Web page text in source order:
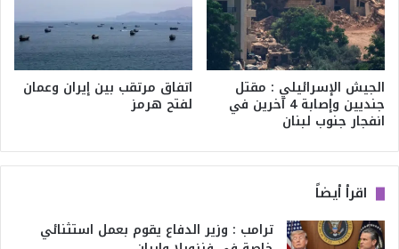
الجيش الإسرائيلي : مقتل
جنديين وإصابة 4 آخرين في
انفجار جنوب لبنان
اتفاق مرتقب بين إيران وعمان
لفتح هرمز
اقرأ أيضاً
ترامب : وزير الدفاع يقوم بعمل استثنائي